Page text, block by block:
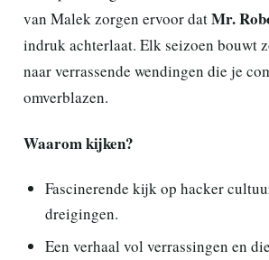
van Malek zorgen ervoor datMr.
indruk achterlaat. Elk seizoen bouwt
naar verrassende wendingen die je
omverblazen.
Waarom kijken?
Fascinerende kijk op hacker
dreigingen.
Een verhaal vol verrassingen en